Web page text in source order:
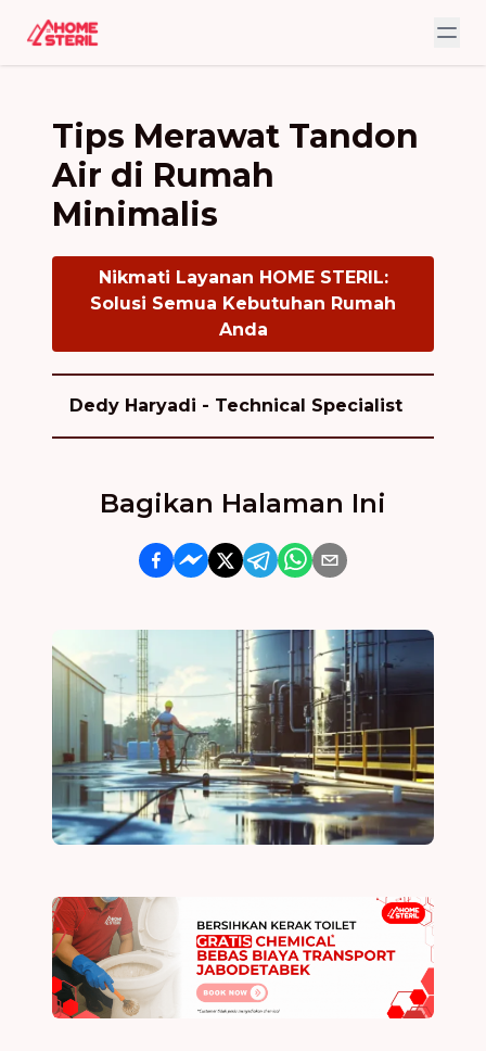
Tips Merawat Tandon
Air di Rumah
Minimalis
Nikmati Layanan HOME STERIL:
Solusi Semua Kebutuhan Rumah
Anda
Dedy Haryadi - Technical Specialist
Bagikan Halaman Ini